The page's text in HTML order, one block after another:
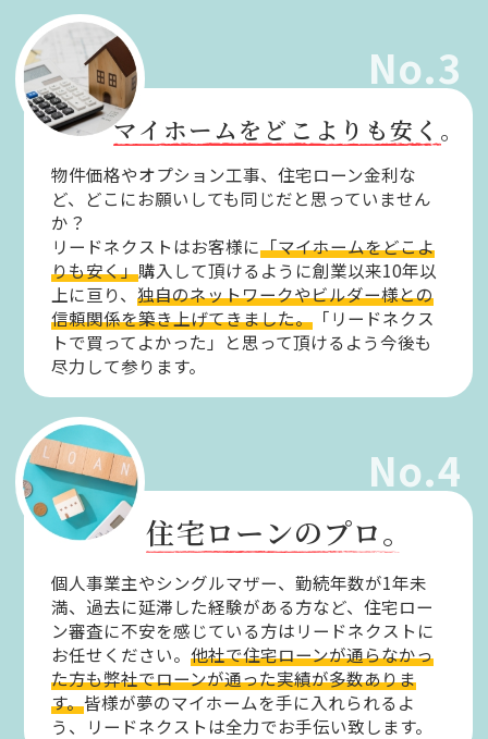
No.3
マイホームをどこよりも安く。
物件価格やオプション工事、住宅ローン金利な
ど、どこにお願いしても同じだと思っていません
か？
リードネクストはお客様に「マイホームをどこよ
りも安く」購入して頂けるように創業以来10年以
上に亘り、独自のネットワークやビルダー様との
信頼関係を築き上げてきました。 「リードネクス
トで買ってよかった」と思って頂けるよう今後も
尽力して参ります。
No.4
住宅ローンのプロ。
個人事業主やシングルマザー、勤続年数が1年未
満、過去に延滞した経験がある方など、住宅ロー
ン審査に不安を感じている方はリードネクストに
お任せください。他社で住宅ローンが通らなかっ
た方も弊社でローンが通った実績が多数ありま
す。皆様が夢のマイホームを手に入れられるよ
う、リードネクストは全力でお手伝い致します。